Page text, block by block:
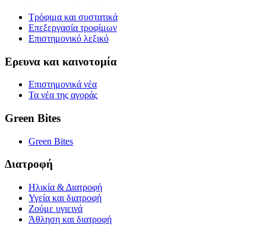
Τρόφιμα και συστατικά
Επεξεργασία τροφίμων
Επιστημονικό λεξικό
Ερευνα και καινοτομία
Επιστημονικά νέα
Τα νέα της αγοράς
Green Bites
Green Bites
Διατροφή
Ηλικία & Διατροφή
Υγεία και διατροφή
Ζούμε υγιεινά
Άθληση και διατροφή